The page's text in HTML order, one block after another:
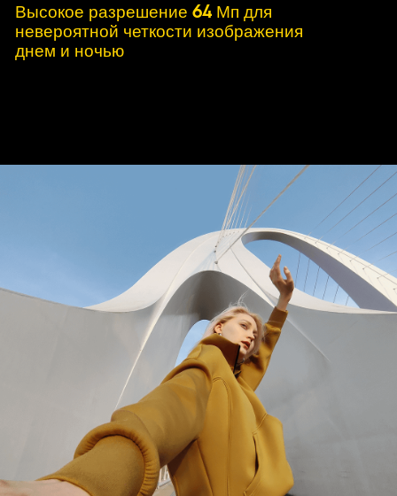
Высокое разрешение 64 Мп для
невероятной четкости изображения
днем и ночью